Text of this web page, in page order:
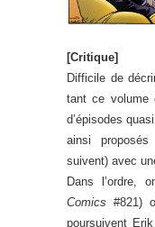
[Critique]
Difficile de
tant ce volume
d’épisodes
ainsi
suivent) avec
Dans l’ordre,
Comics #821)
poursuivent